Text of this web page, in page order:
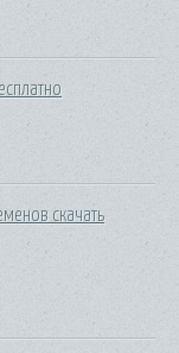
скачать